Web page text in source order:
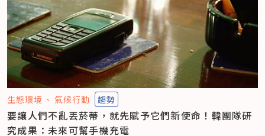
生態環境 氣候行動 趨勢
要讓人們不亂丟菸蒂，就先賦予它們新使命！韓團隊研
究成果：未來可幫手機充電